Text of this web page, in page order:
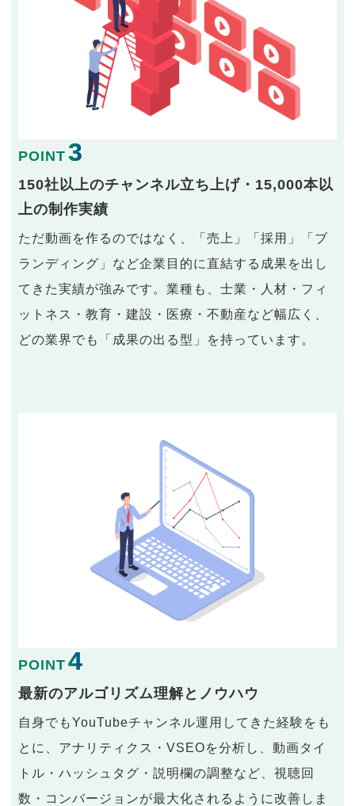
POINT 3
150社以上のチャンネル立ち上げ・15,000本以
上の制作実績
ただ動画を作るのではなく、「売上」「採用」「ブ
ランディング」など企業目的に直結する成果を出し
てきた実績が強みです。業種も、士業・人材・フィ
ットネス・教育・建設・医療・不動産など幅広く、
どの業界でも「成果の出る型」を持っています。
POINT 4
最新のアルゴリズム理解とノウハウ
自身でもYouTubeチャンネル運用してきた経験をも
とに、アナリティクス・VSEOを分析し、動画タイ
トル・ハッシュタグ・説明欄の調整など、視聴回
数・コンバージョンが最大化されるように改善しま